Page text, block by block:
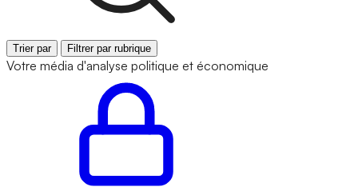
Trier par Filtrer par rubrique
Votre média d'analyse politique et économique